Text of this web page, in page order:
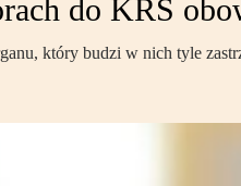
do KRS
który budzi w nich tyle